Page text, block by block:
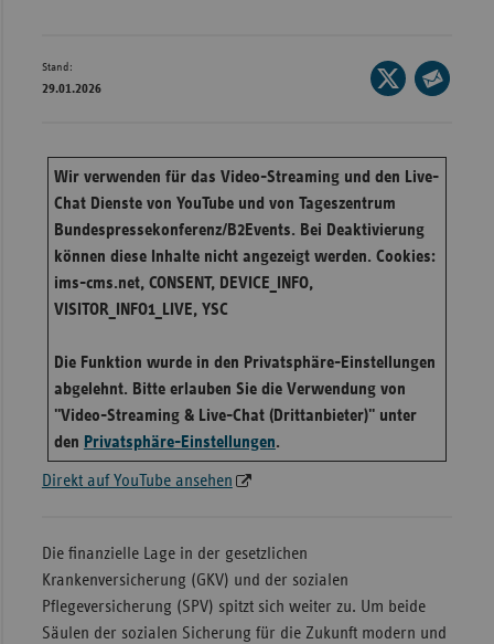
Bayern
Berlin/
Stand:
29.01.2026
Seite
auf
E-
Mail
Wir verwenden für das Video-Streaming und den Live-
Chat Dienste von YouTube und von Tageszentrum
Bundespressekonferenz/B2Events. Bei Deaktivierung
können diese Inhalte nicht angezeigt werden. Cookies:
ims-cms.net, CONSENT, DEVICE_INFO,
VISITOR_INFO1_LIVE, YSC
Die Funktion wurde in den Privatsphäre-Einstellungen
abgelehnt. Bitte erlauben Sie die Verwendung von
"Video-Streaming & Live-Chat (Drittanbieter)" unter
den Privatsphäre-Einstellungen.
Direkt auf YouTube ansehen
Die finanzielle Lage in der gesetzlichen
Krankenversicherung (GKV) und der sozialen
Pflegeversicherung (SPV) spitzt sich weiter zu. Um beide
Säulen der sozialen Sicherung für die Zukunft modern und